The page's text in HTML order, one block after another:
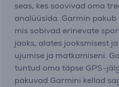
seas, kes soovivad oma
analüüsida. Garmin
mis sobivad erinevate
jaoks, alates jooksmisest
ujumise ja matkamiseni.
tuntud oma täpse GPS-
pakuvad Garmini kellad